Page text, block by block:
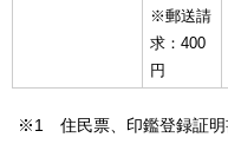
※郵送請
求：400
円
※1 住民票、印鑑登録証明